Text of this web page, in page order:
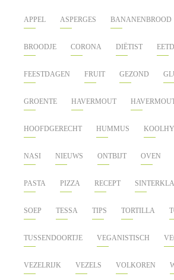
APPEL ASPERGES BANANENBROOD
BROODJE CORONA DIËTIST
FEESTDAGEN FRUIT GEZOND
GROENTE HAVERMOUT
HOOFDGERECHT HUMMUS
NASI NIEUWS ONTBIJT OVEN
PASTA PIZZA RECEPT
SOEP TESSA TIPS TORTILLA
TUSSENDOORTJE VEGANISTISCH
VEZELRIJK VEZELS VOLKOREN